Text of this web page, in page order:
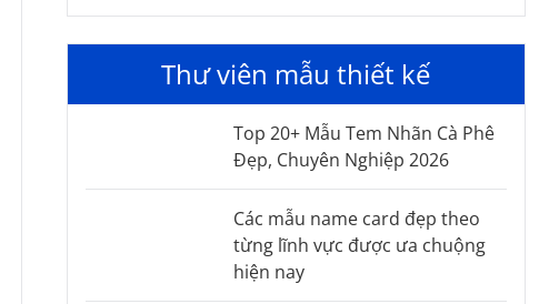
Thư viên mẫu thiết kế
Top 20+ Mẫu Tem Nhãn Cà Phê
Đẹp, Chuyên Nghiệp 2026
Các mẫu name card đẹp theo
từng lĩnh vực được ưa chuộng
hiện nay